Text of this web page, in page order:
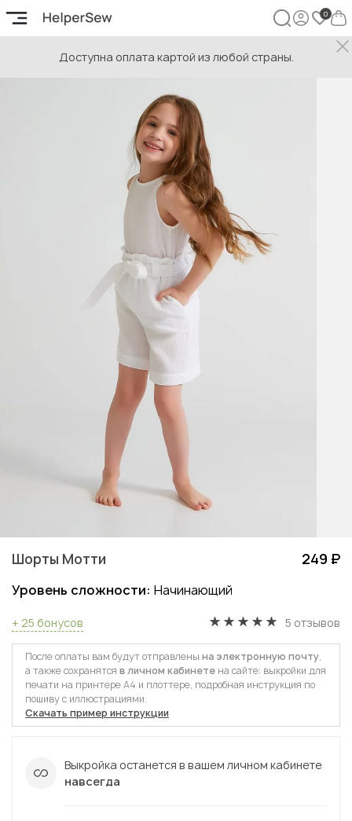
Доступна оплата картой из любой страны.
Шорты Мотти 249 ₽
Уровень сложности: Начинающий
+ 25 бонусов 5 отзывов
После оплаты вам будут отправлены на электронную почту,
а также сохранятся в личном кабинете на сайте: выкройки для
печати на принтере А4 и плоттере, подробная инструкция по
пошиву с иллюстрациями.
Скачать пример инструкции
Выкройка останется в вашем личном кабинете
навсегда